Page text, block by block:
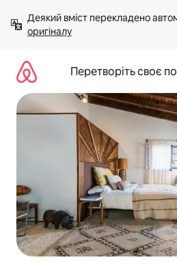
вмісту
Деякий вміст перекладено
оригіналу
Перетворіть своє